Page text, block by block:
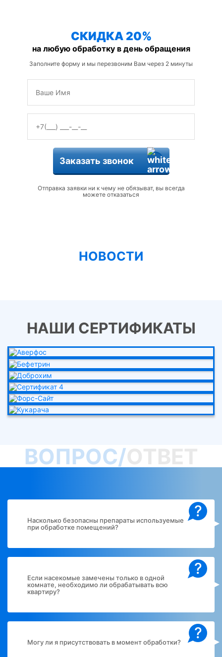
СКИДКА 20%
на любую обработку в день обращения
Заполните форму и мы перезвоним Вам через 2 минуты
Заказать звонок
Отправка заявки ни к чему не обязыват, вы всегда
можете отказаться
НОВОСТИ
НАШИ СЕРТИФИКАТЫ
ВОПРОС/
?
Насколько безопасны препараты используемые
при обработке помещений?
?
Если насекомые замечены только в одной
комнате, необходимо ли обрабатывать всю
квартиру?
?
Могу ли я присутствовать в момент обработки?